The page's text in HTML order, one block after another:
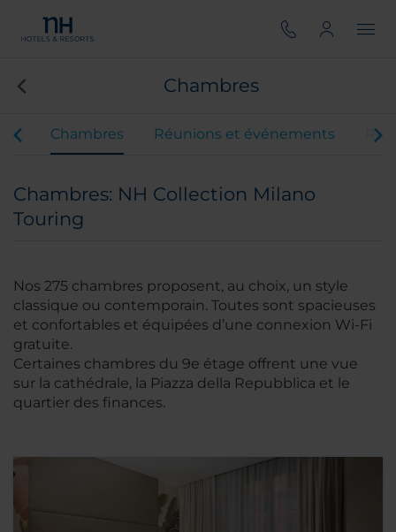
Chambres
Chambres Réunions et événements
Chambres: NH Collection Milano
Touring
Nos 275 chambres proposent, au choix, un style
classique ou contemporain. Toutes sont spacieuses
et confortables et équipées d’une connexion Wi-Fi
gratuite.
Certaines chambres du 9e étage offrent une vue
sur la cathédrale, la Piazza della Repubblica et le
quartier des finances.